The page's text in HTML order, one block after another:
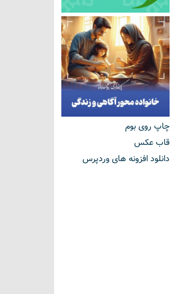
چاپ روی بوم
قاب عکس
دانلود افزونه های وردپرس